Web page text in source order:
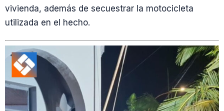
vivienda, además de secuestrar la motocicleta
utilizada en el hecho.